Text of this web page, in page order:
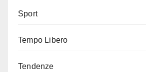
Sport
Tempo Libero
Tendenze